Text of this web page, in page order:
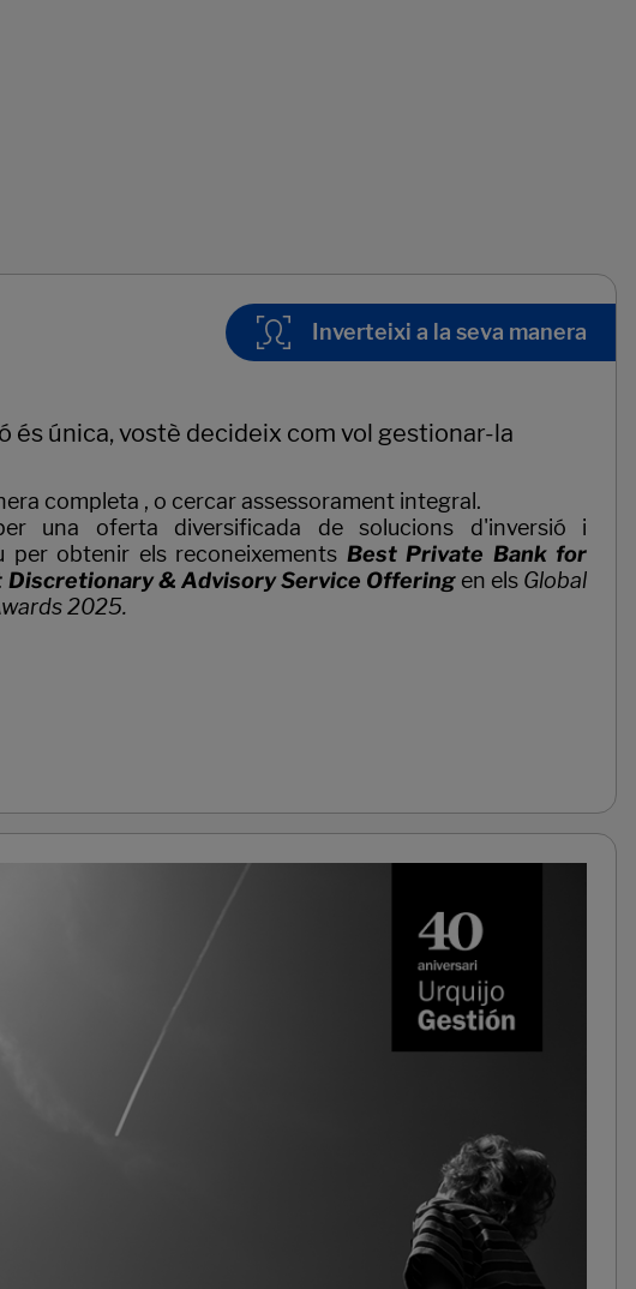
Inverteixi a la seva manera
és única, vostè decideix com vol gestionar-la
completa , o cercar assessorament integral.
una oferta diversificada de solucions d'inversió i
per obtenir els reconeixements Best Private Bank for
Discretionary & Advisory Service Offeringen els Global
2025.